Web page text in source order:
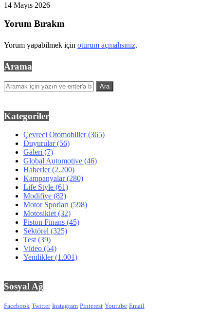
14 Mayıs 2026
Yorum Bırakın
Yorum yapabilmek için oturum açmalısınız.
Arama
Kategoriler
Çevreci Otomobiller(365)
Duyurular(56)
Galeri (7)
Global Automotive (46)
Haberler(2.200)
Kampanyalar(280)
Life Style (61)
Modifiye (82)
Motor Sporları (598)
Motosiklet (32)
Piston Finans (45)
Sektörel (325)
Test (39)
Video (54)
Yenilikler(1.001)
Sosyal Ağ
Facebook Twitter Instagram Pinterest Youtube Email